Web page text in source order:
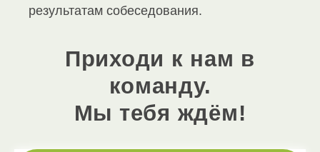
результатам собеседования.
Приходи к нам в
команду.
Мы тебя ждём!